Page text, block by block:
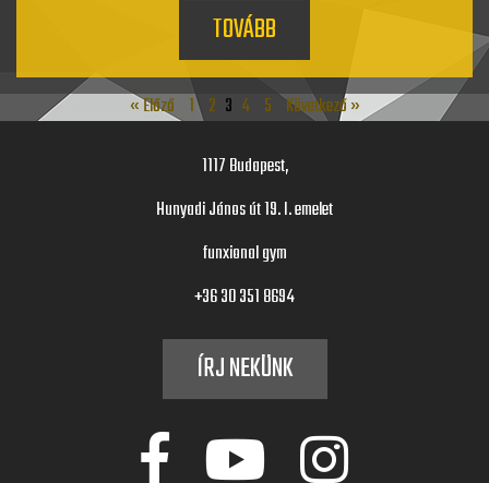
TOVÁBB
« Előző 1 2 3 4 5 Következő »
1117 Budapest,
Hunyadi János út 19. I. emelet
funxional gym
+36 30 351 8694
ÍRJ NEKÜNK